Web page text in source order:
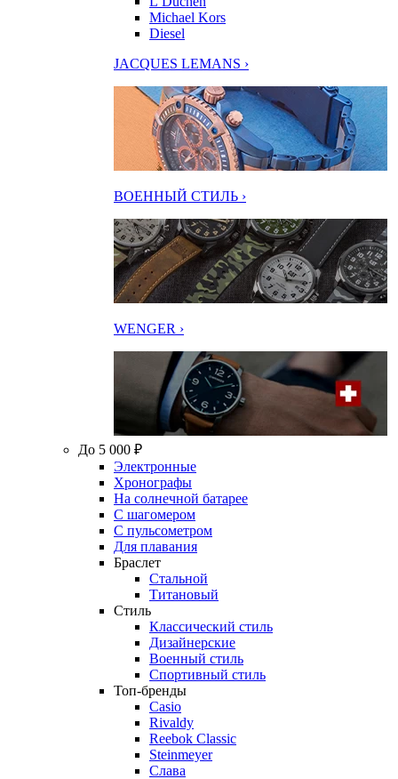
Michael Kors
Diesel
JACQUES LEMANS ›
ВОЕННЫЙ СТИЛЬ ›
WENGER ›
До 5 000 ₽
Электронные
Хронографы
На солнечной батарее
С шагомером
С пульсометром
Для плавания
Браслет
Стальной
Титановый
Стиль
Классический стиль
Дизайнерские
Военный стиль
Спортивный стиль
Топ-бренды
Casio
Rivaldy
Reebok Classic
Steinmeyer
Слава